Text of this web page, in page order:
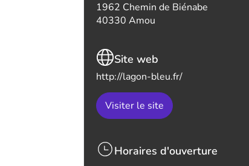
1962 Chemin de Biénabe
40330 Amou
Site web
http://lagon-bleu.fr/
Visiter le site
Horaires d'ouverture